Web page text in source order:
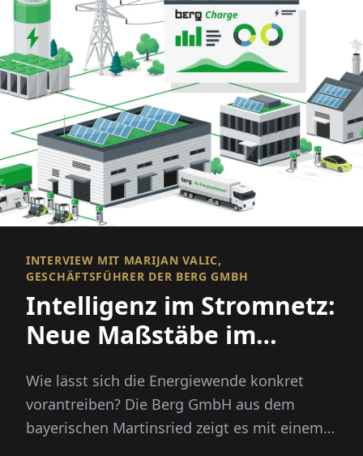
INTERVIEW MIT MARIJAN VALIC,
GESCHÄFTSFÜHRER DER BERG GMBH
Intelligenz im Stromnetz:
Neue Maßstäbe im
Wie lässt sich die Energiewende konkret
vorantreiben? Die Berg GmbH aus dem
bayerischen Martinsried zeigt es mit einem